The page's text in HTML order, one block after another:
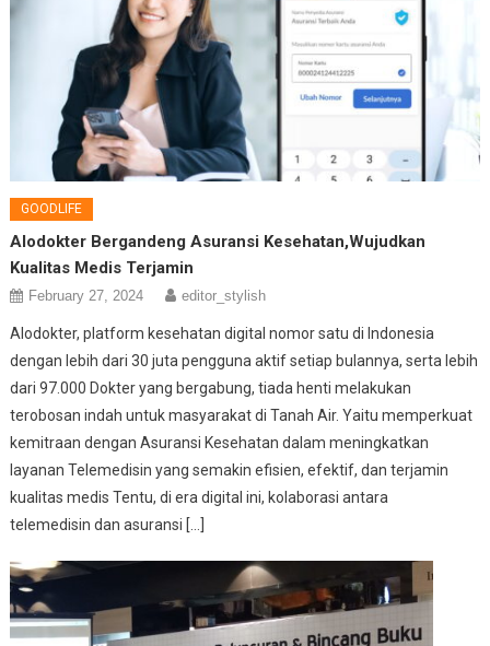
GOODLIFE
Alodokter Bergandeng Asuransi Kesehatan,Wujudkan
Kualitas Medis Terjamin
February 27, 2024 editor_stylish
Alodokter, platform kesehatan digital nomor satu di Indonesia
dengan lebih dari 30 juta pengguna aktif setiap bulannya, serta lebih
dari 97.000 Dokter yang bergabung, tiada henti melakukan
terobosan indah untuk masyarakat di Tanah Air. Yaitu memperkuat
kemitraan dengan Asuransi Kesehatan dalam meningkatkan
layanan Telemedisin yang semakin efisien, efektif, dan terjamin
kualitas medis Tentu, di era digital ini, kolaborasi antara
telemedisin dan asuransi […]